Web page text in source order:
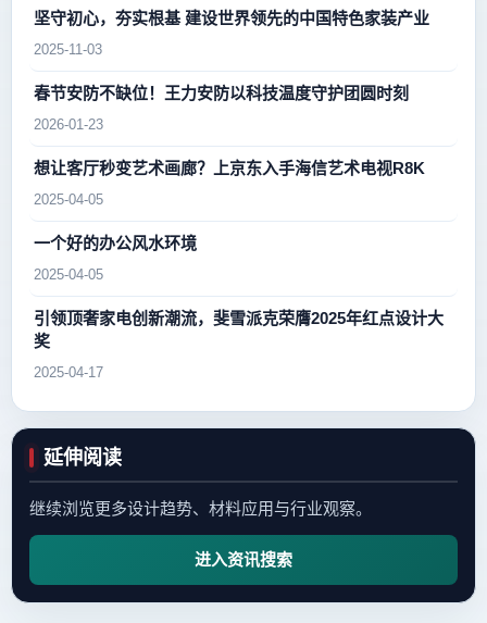
坚守初心，夯实根基 建设世界领先的中国特色家装产业
2025-11-03
春节安防不缺位！王力安防以科技温度守护团圆时刻
2026-01-23
想让客厅秒变艺术画廊？上京东入手海信艺术电视R8K
2025-04-05
一个好的办公风水环境
2025-04-05
引领顶奢家电创新潮流，斐雪派克荣膺2025年红点设计大
奖
2025-04-17
延伸阅读
继续浏览更多设计趋势、材料应用与行业观察。
进入资讯搜索